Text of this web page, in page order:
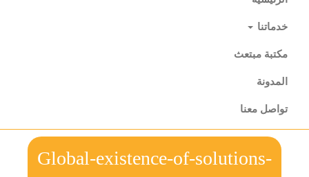
خدماتنا
مكتبة مبتعث
المدونة
تواصل معنا
Global-existence-of-solutions-